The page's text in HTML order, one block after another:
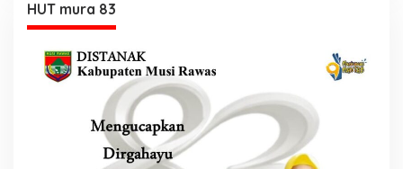
HUT mura 83